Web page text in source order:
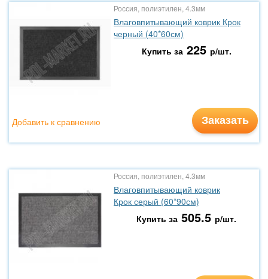
Россия, полиэтилен, 4.3мм
Влаговпитывающий коврик Крок
черный (40*60см)
Купить за 225 р/шт.
Заказать
Добавить к сравнению
Россия, полиэтилен, 4.3мм
Влаговпитывающий коврик
Крок серый (60*90см)
Купить за 505.5 р/шт.